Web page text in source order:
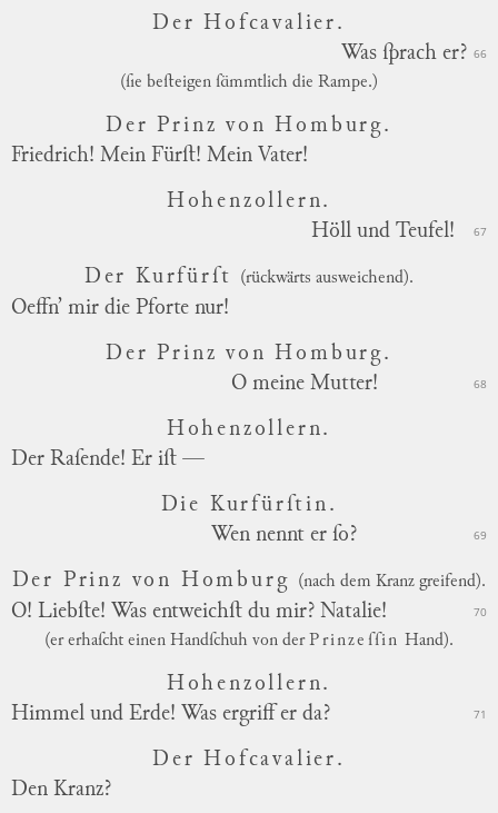
Der Hofcavalier.
Was ſprach er? 66
(ſie beſteigen ſämmtlich die Rampe.)
Der Prinz von Homburg.
Friedrich! Mein Fürſt! Mein Vater!
Hohenzollern.
Höll und Teufel!
67
Der Kurfürſt (rückwärts ausweichend).
Oeffn’ mir die Pforte nur!
Der Prinz von Homburg.
O meine Mutter!
68
Hohenzollern.
Der Raſende! Er iſt —
Die Kurfürſtin.
Wen nennt er ſo?
69
Der Prinz von Homburg (nach dem Kranz greifend).
O! Liebſte! Was entweichſt du mir? Natalie! 70
(er erhaſcht einen Handſchuh von derPrinzeſſin Hand).
Hohenzollern.
Himmel und Erde! Was ergriff er da?
71
Der Hofcavalier.
Den Kranz?